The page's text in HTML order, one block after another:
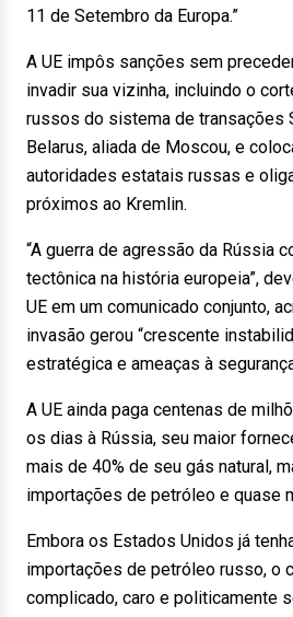
11 de Setembro da Europa.”
A UE impôs sanções sem
invadir sua vizinha, incluindo o
russos do sistema de transações
Belarus, aliada de Moscou, e
autoridades estatais russas e
próximos ao Kremlin.
“A guerra de agressão da Rússia
tectônica na história europeia”,
UE em um comunicado conjunto,
invasão gerou “crescente
estratégica e ameaças à
A UE ainda paga centenas de
os dias à Rússia, seu maior
mais de 40% de seu gás natural,
importações de petróleo e quase
Embora os Estados Unidos já
importações de petróleo russo, o
complicado, caro e politicamente